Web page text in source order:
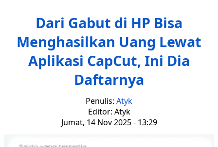
Dari Gabut di HP Bisa
Menghasilkan Uang Lewat
Aplikasi CapCut, Ini Dia
Daftarnya
Penulis: Atyk
Editor: Atyk
Jumat, 14 Nov 2025 - 13:29